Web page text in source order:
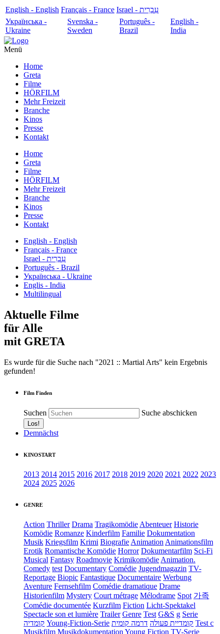
English - English Français - France
עִבְרִית - Israel
Українська -
Ukraine
Svenska -
Sweden
Português -
Brazil
English -
India
Menü
Home
Greta
Filme
HÖRFILM
Mehr Freizeit
Branche
Kinos
Presse
Kontakt
Home
Greta
Filme
HÖRFILM
Mehr Freizeit
Branche
Kinos
Presse
Kontakt
English - English
Français - France
עִבְרִית - Israel
Português - Brazil
Українська - Ukraine
Englis - India
Multilingual
Aktuelle Filme
für Alle
mit GRETA
Es wurde für die Suche nach "2021 :: Martial Arts" kein Ergebnis
gefunden!
Film Finden
Suchen Suche abschicken
Demnächst
KINOSTART
2013 2014 2015 2016 2017 2018 2019 2020 2021 2022 2023
2024 2025 2026
GENRE
Action Thriller Drama Tragikomödie Abenteuer Historie
Komödie Romanze Kinderfilm Familie Dokumentation
Musik Kriegsfilm Krimi Biografie Animation Animationsfilm
Erotik Romantische Komödie Horror Dokumentarfilm Sci-Fi
Musical Fantasy Roadmovie Krimikomödie Animation.
Comedy test Documentary Comédie Jugendmagazin TV-
Reportage Biopic Fantastique Documentaire Werbung
Aventure Fernsehfilm Comédie dramatique Drame
Historienfilm Mystery Court métrage Mélodrame Spot 가족
Comédie documentée Kurzfilm Fiction Licht-Spektakel
Spectacle son et lumière Trailer Genre Test G&S g Serie
קומדיה Young-Fiction-Serie קומדיית פעולה דרמה קומית
Test c
Musikfilm Musikdokumentation Young Fiction TV-Serie